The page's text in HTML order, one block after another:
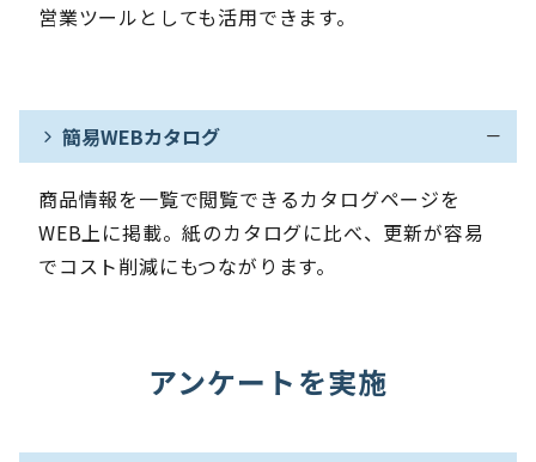
営業ツールとしても活用できます。
簡易WEBカタログ
商品情報を一覧で閲覧できるカタログページを
WEB上に掲載。紙のカタログに比べ、更新が容易
でコスト削減にもつながります。
アンケートを実施